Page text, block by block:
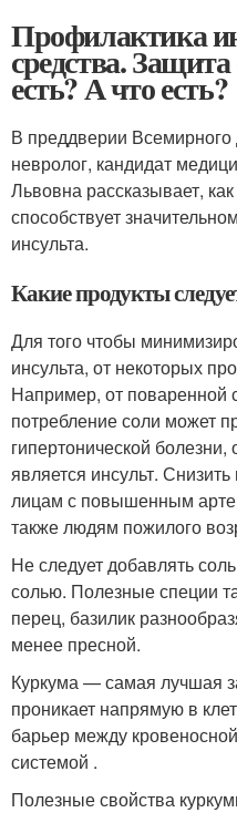
Профилактика
средства.
есть? А что есть?
В преддверии
невролог, кандидат
Львовна рассказывает,
способствует
инсульта.
Какие продукты
Для того чтобы
инсульта, от некоторых
Например, от поваренной
потребление соли может
гипертонической
является инсульт.
лицам с повышенным
также людям пожилого
Не следует добавлять
солью. Полезные специи
перец, базилик
менее пресной.
Куркума — самая лучшая
проникает напрямую в
барьер между
системой .
Полезные свойства